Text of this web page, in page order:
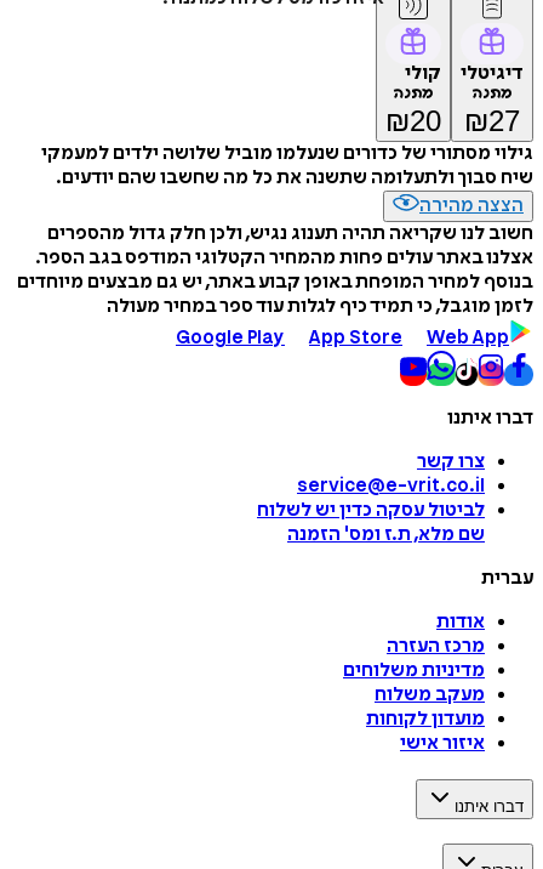
דיגיטלי
מתנה
₪27
קולי
מתנה
₪20
גילוי מסתורי של כדורים שנעלמו מוביל שלושה ילדים למעמקי
שיח סבוך ולתעלומה שתשנה את כל מה שחשבו שהם יודעים.
הצצה מהירה
חשוב לנו שקריאה תהיה תענוג נגיש, ולכן חלק גדול מהספרים
אצלנו באתר עולים פחות מהמחיר הקטלוגי המודפס בגב הספר.
בנוסף למחיר המופחת באופן קבוע באתר, יש גם מבצעים מיוחדים
לזמן מוגבל, כי תמיד כיף לגלות עוד ספר במחיר מעולה
Google Play
App Store Web App
דברו איתנו
צרו קשר
service@e-vrit.co.il
לביטול עסקה כדין יש לשלוח
שם מלא, ת.ז ומס' הזמנה
עברית
אודות
מרכז העזרה
מדיניות משלוחים
מעקב משלוח
מועדון לקוחות
איזור אישי
דברו איתנו